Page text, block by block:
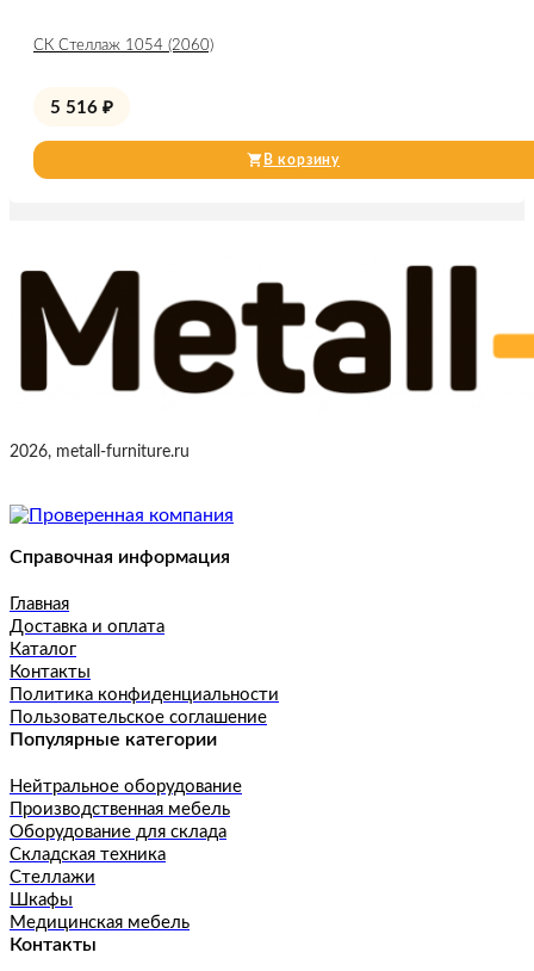
СК Стеллаж 1054 (2060)
5 516 ₽
В корзину
2026, metall-furniture.ru
Справочная информация
Главная
Доставка и оплата
Каталог
Контакты
Политика конфиденциальности
Пользовательское соглашение
Популярные категории
Нейтральное оборудование
Производственная мебель
Оборудование для склада
Складская техника
Стеллажи
Шкафы
Медицинская мебель
Контакты